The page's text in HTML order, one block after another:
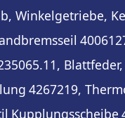
Winkelgetriebe,
4267219,
Kupplungsscheibe